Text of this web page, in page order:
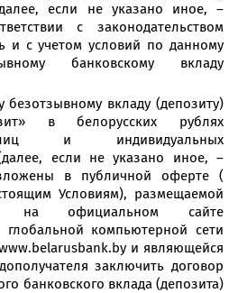
если не указано иное, –
с законодательством
и с учетом условий по данному
банковскому вкладу
безотзывному вкладу (депозиту)
в белорусских рублях
и индивидуальных
если не указано иное, –
в публичной оферте (
Условиям), размещаемой
на официальном сайте
глобальной компьютерной сети
и являющейся
заключить договор
банковского вклада (депозита)